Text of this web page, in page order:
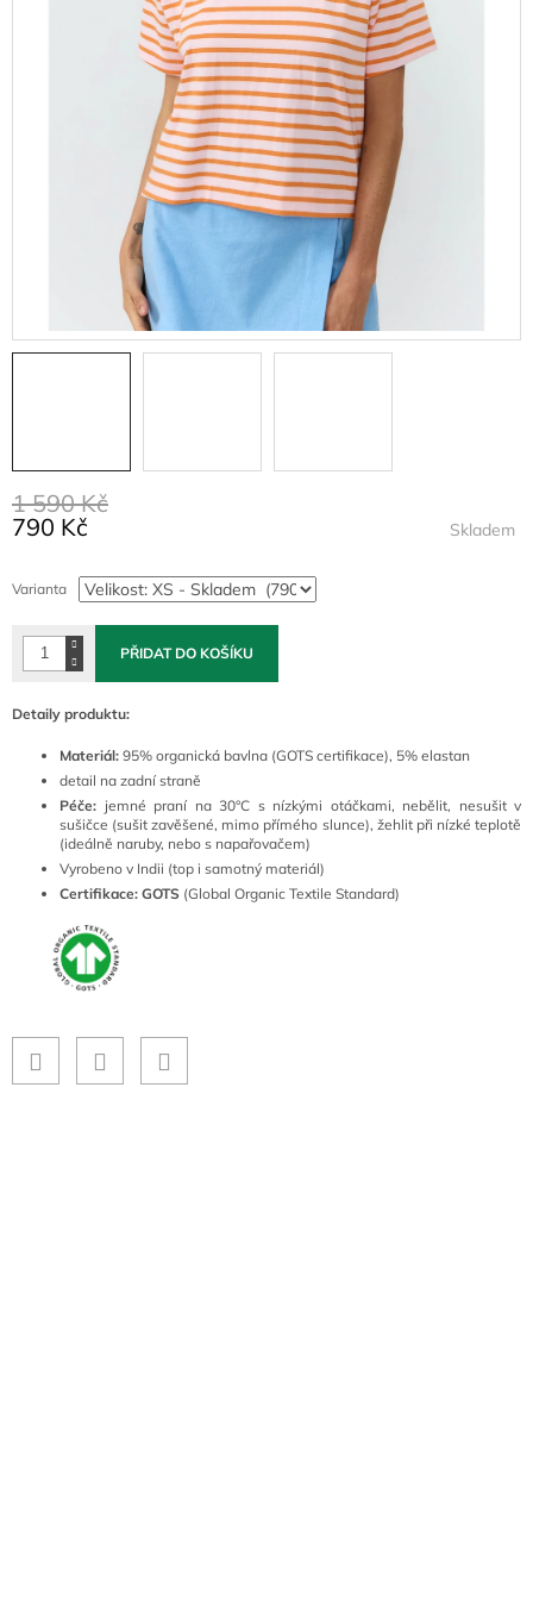
1 590 Kč
790 Kč
cena:
Skladem
Varianta
PŘIDAT DO KOŠÍKU
Detaily produktu:
Materiál: 95% organická bavlna (GOTS certifikace), 5% elastan
detail na zadní straně
Péče: jemné praní na 30°C s nízkými otáčkami, nebělit, nesušit v
sušičce (sušit zavěšené, mimo přímého slunce), žehlit při nízké teplotě
(ideálně naruby, nebo s napařovačem)
Vyrobeno v Indii (top i samotný materiál)
Certifikace: GOTS (Global Organic Textile Standard)